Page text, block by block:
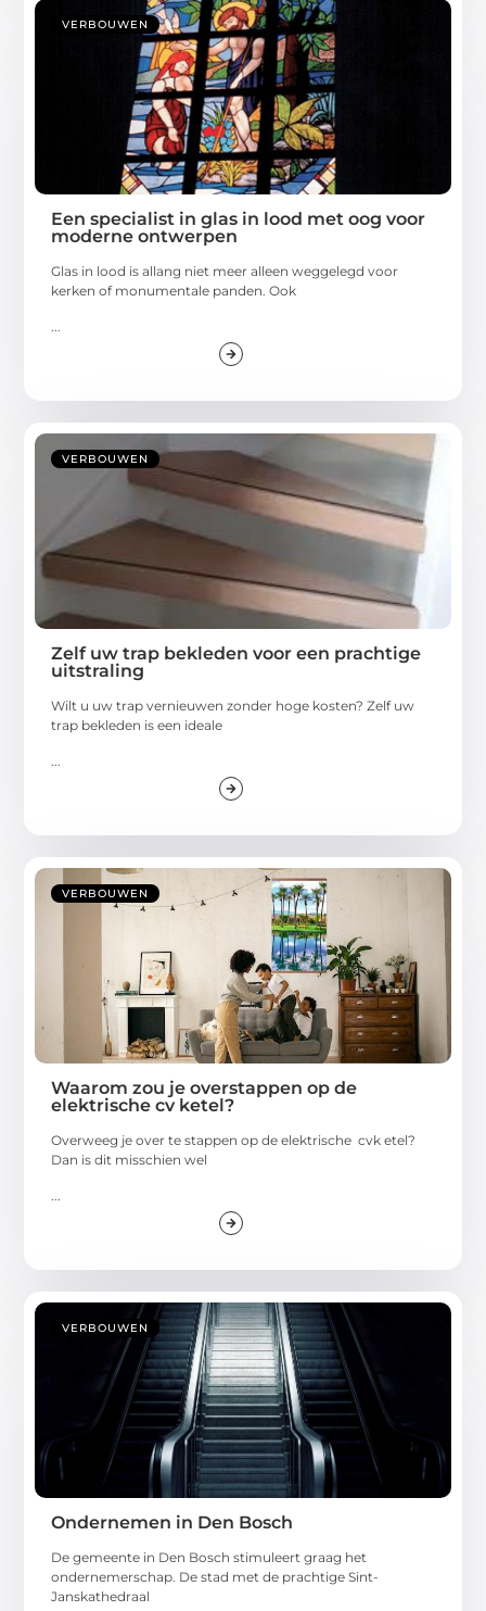
VERBOUWEN
Een specialist in glas in lood met oog voor
moderne ontwerpen
Glas in lood is allang niet meer alleen weggelegd voor
kerken of monumentale panden. Ook
VERBOUWEN
Zelf uw trap bekleden voor een prachtige
uitstraling
Wilt u uw trap vernieuwen zonder hoge kosten? Zelf uw
trap bekleden is een ideale
VERBOUWEN
Waarom zou je overstappen op de
elektrische cv ketel?
Overweeg je over te stappen op de elektrische cvk etel?
Dan is dit misschien wel
VERBOUWEN
Ondernemen in Den Bosch
De gemeente in Den Bosch stimuleert graag het
ondernemerschap. De stad met de prachtige Sint-
Janskathedraal